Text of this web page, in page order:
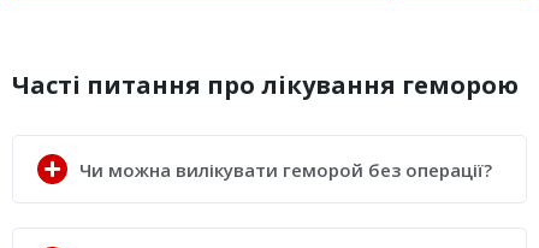
Часті питання про лікування геморою
Чи можна вилікувати геморой без операції?